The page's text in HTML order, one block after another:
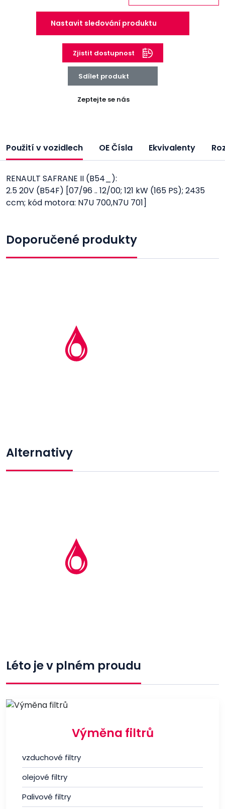
Nastavit sledování produktu
Zjistit dostupnost
Zeptejte se nás
Sdílet produkt
Použití v vozidlech OE Čísla Ekvivalenty
RENAULT SAFRANE II (B54_):
2.5 20V (B54F) [07/96 .. 12/00; 121 kW (165 PS); 2435
ccm; kód motora: N7U 700,N7U 701]
Doporučené produkty
Alternativy
Léto je v plném proudu
Výměna filtrů
vzduchové filtry
olejové filtry
Palivové filtry